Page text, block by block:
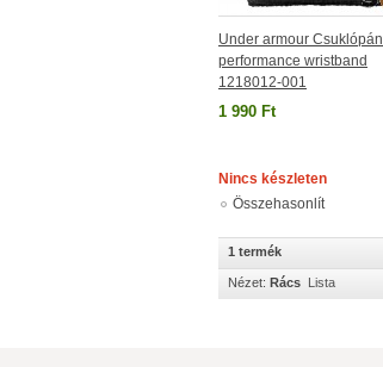
Under armour
performance wristband
1218012-001
1 990 Ft
Nincs készleten
Összehasonlít
1 termék
Nézet: Rács Lista